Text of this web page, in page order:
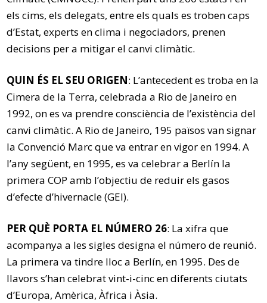
els cims, els delegats, entre els quals es troben caps
d’Estat, experts en clima i negociadors, prenen
decisions per a mitigar el canvi climàtic.
QUIN ÉS EL SEU ORIGEN: L’antecedent es troba en la
Cimera de la Terra, celebrada a Rio de Janeiro en
1992, on es va prendre consciència de l’existència del
canvi climàtic. A Rio de Janeiro, 195 països van signar
la Convenció Marc que va entrar en vigor en 1994. A
l’any següent, en 1995, es va celebrar a Berlín la
primera COP amb l’objectiu de reduir els gasos
d’efecte d’hivernacle (GEI).
PER QUÈ PORTA EL NÚMERO 26: La xifra que
acompanya a les sigles designa el número de reunió.
La primera va tindre lloc a Berlín, en 1995. Des de
llavors s’han celebrat vint-i-cinc en diferents ciutats
d’Europa, Amèrica, Àfrica i Àsia.